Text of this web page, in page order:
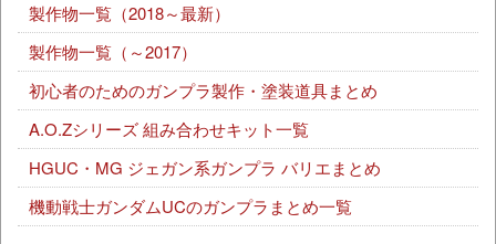
製作物一覧（2018～最新）
製作物一覧（～2017）
初心者のためのガンプラ製作・塗装道具まとめ
A.O.Zシリーズ 組み合わせキット一覧
HGUC・MG ジェガン系ガンプラ バリエまとめ
機動戦士ガンダムUCのガンプラまとめ一覧